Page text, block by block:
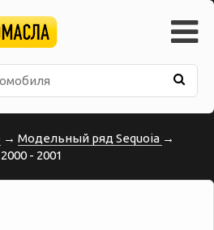
→ Модельный ряд Sequoia →
- 2001